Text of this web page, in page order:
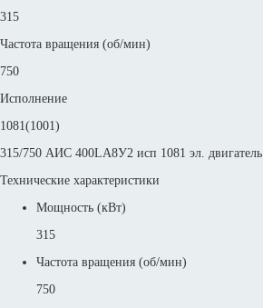
315
Частота вращения (об/мин)
750
Исполнение
1081(1001)
315/750 АИС 400LА8У2 исп 1081 эл. двигатель
Технические характеристики
Мощность (кВт)
315
Частота вращения (об/мин)
750